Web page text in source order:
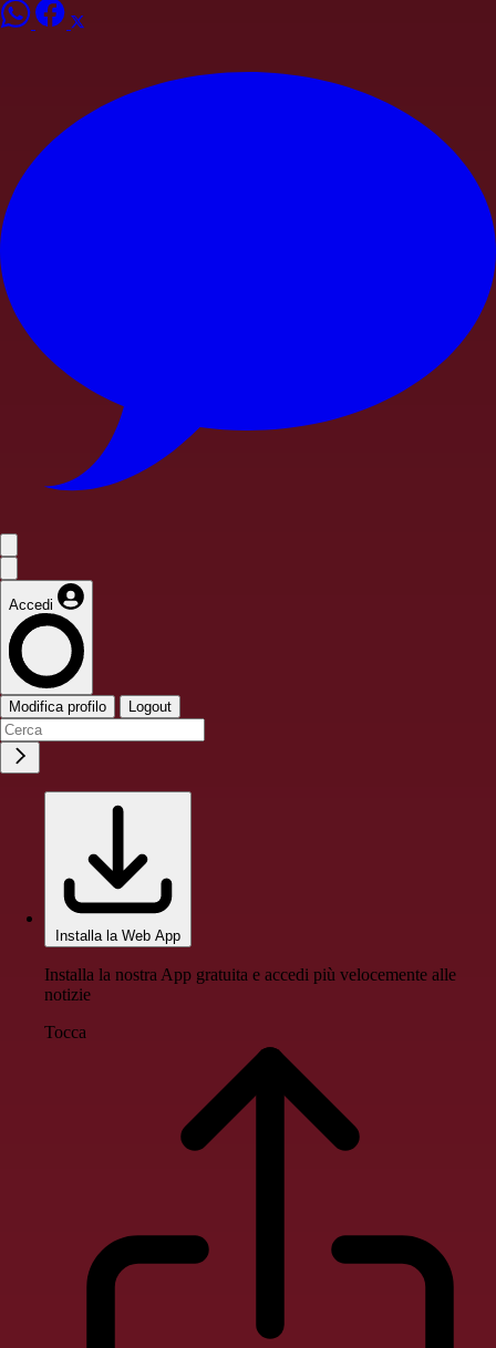
Accedi
Modifica profilo Logout
Installa la Web App
Installa la nostra App gratuita e accedi più velocemente alle
notizie
Tocca